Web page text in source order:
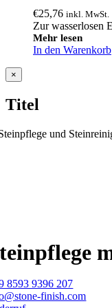
€25,76 inkl. MwSt.
Zur wasserlosen
Mehr lesen
In den Warenkorb
Close
product
view
×
Titel
8593 9396 207
finish.com